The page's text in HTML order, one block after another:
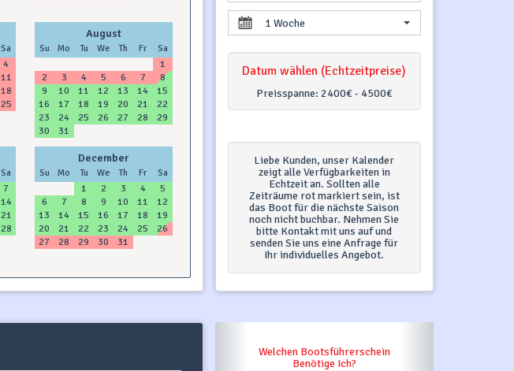
Sa
4
11
18
25
August
Su Mo Tu We Th Fr Sa
1
2
3 4 5 6 7
8
9
10 11 12 13 14
15
16
17 18 19 20 21
22
23
24 25 26 27 28
29
30
31
Sa
7
14
21
28
December
Su Mo Tu We Th Fr Sa
1 2 3 4
5
6
7 8 9 10 11
12
13
14 15 16 17 18
19
20
21 22 23 24 25
26
27
28 29 30 31
1 Woche
Datum wählen (Echtzeitpreise)
Preisspanne: 2400€ - 4500€
Liebe Kunden, unser Kalender
zeigt alle Verfügbarkeiten in
Echtzeit an. Sollten alle
Zeiträume rot markiert sein, ist
das Boot für die nächste Saison
noch nicht buchbar. Nehmen Sie
bitte Kontakt mit uns auf und
senden Sie uns eine Anfrage für
Ihr individuelles Angebot.
Welchen Bootsführerschein
Benötige Ich?